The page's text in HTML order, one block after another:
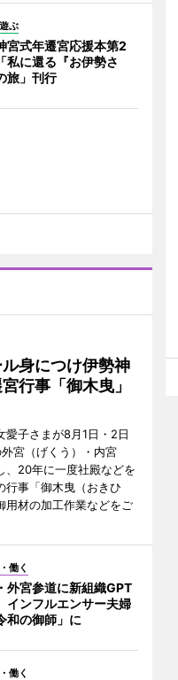
ぶ
宮式年遷宮応援本第2
に還る『お伊勢さ
旅」刊行
身につけ伊勢神
行事「御木曳」
愛子さまが8月1日・2日
宮（げくう）・内宮
、20年に一度社殿などを
行事「御木曳（おきひ
用材の加工作業などをご
働く
外宮参道に新組織GPT
ンフルエンサー夫婦
和の御師」に
働く